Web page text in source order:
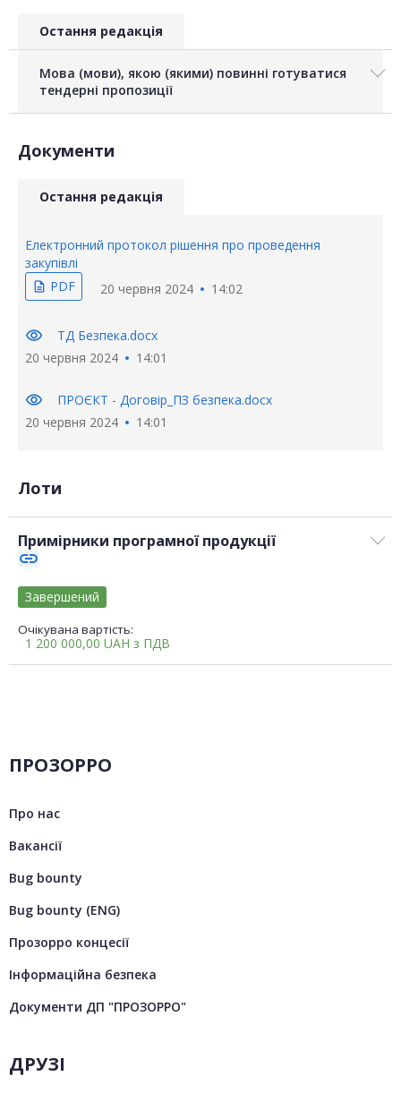
Остання редакція
Мова (мови), якою (якими) повинні готуватися
тендерні пропозиції
Документи
Остання редакція
Електронний протокол рішення про проведення
закупівлі
description PDF 20 червня 2024 14:02
visibility
ТД Безпека.docx
20 червня 2024
14:01
visibility
ПРОЄКТ - Договір_ПЗ безпека.docx
20 червня 2024
14:01
Лоти
Примірники програмної продукції
link
Очікувана вартість:
1 200 000,00 UAH з ПДВ
Завершений
ПРОЗОРРО
Про нас
Вакансії
Bug bounty
Bug bounty (ENG)
Прозорро концесії
Інформаційна безпека
Документи ДП "ПРОЗОРРО"
ДРУЗІ